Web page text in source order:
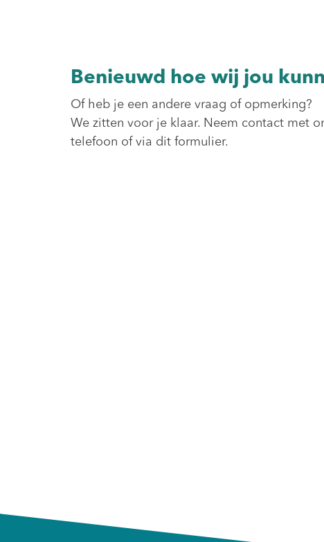
Benieuwd hoe wij jou
Of heb je een andere vraag of opmerking?
We zitten voor je klaar. Neem contact met
telefoon of via dit formulier.